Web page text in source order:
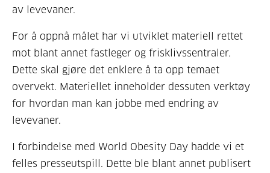
av levevaner.
For å oppnå målet har vi utviklet materiell rettet
mot blant annet fastleger og frisklivssentraler.
Dette skal gjøre det enklere å ta opp temaet
overvekt. Materiellet inneholder dessuten verktøy
for hvordan man kan jobbe med endring av
levevaner.
I forbindelse med World Obesity Day hadde vi et
felles presseutspill. Dette ble blant annet publisert